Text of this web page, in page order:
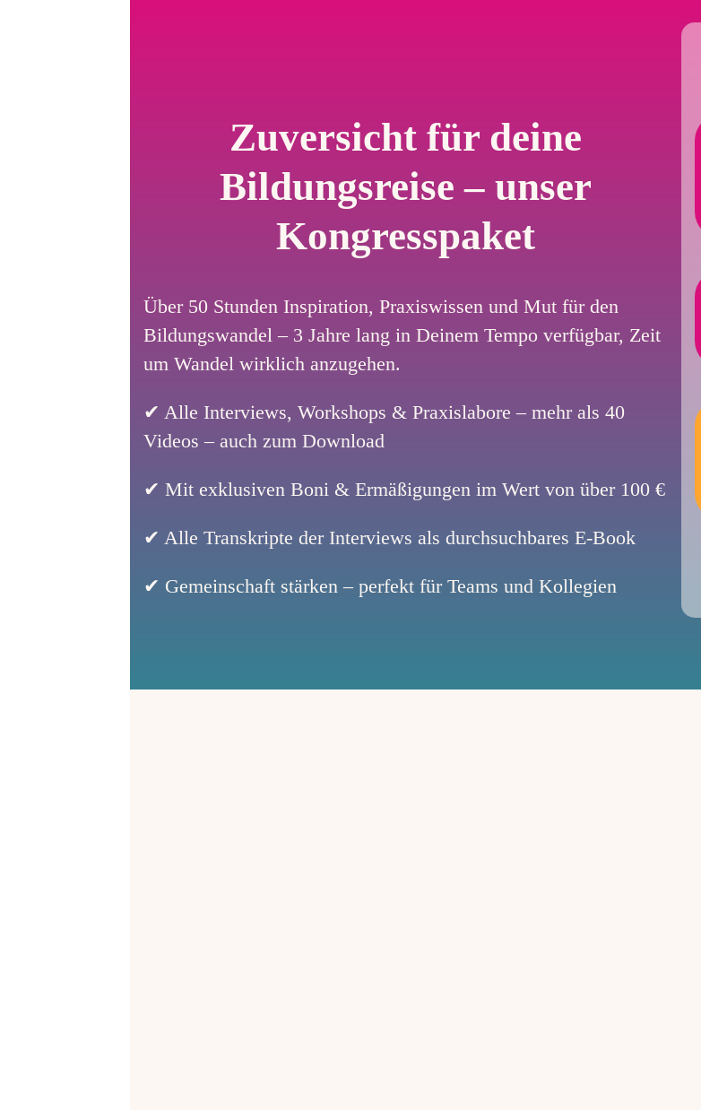
Zuversicht für deine
Bildungsreise – unser
Kongresspaket
Über 50 Stunden Inspiration, Praxiswissen und Mut für den
Bildungswandel – 3 Jahre lang in Deinem Tempo verfügbar, Zeit
um Wandel wirklich anzugehen.
✔ Alle Interviews, Workshops & Praxislabore – mehr als 40
Videos – auch zum Download
✔ Mit exklusiven Boni & Ermäßigungen im Wert von über 100 €
✔ Alle Transkripte der Interviews als durchsuchbares E-Book
✔ Gemeinschaft stärken – perfekt für Teams und Kollegien